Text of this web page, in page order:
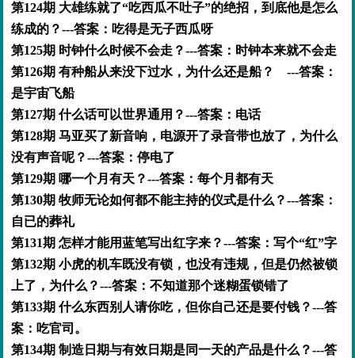
第124期 大雄练就了“吃西瓜不吐子”的绝招，到底他是怎么
练成的？---答案：吃得是无子西瓜呀
第125期 时钟什么时候不会走？---答案：时钟本来就不会走
第126期 有种船从来没下过水，为什么还是船？ ---答案：
是宇宙飞船
第127期 什么话可以世界通用？---答案：电话
第128期 马亚买了新音响，电源开了录音带也放了，为什么
没有声音呢？---答案：停电了
第129期 哪一个月有天？---答案：每个月都有天
第130期 牧师无论如何都不能主持的仪式是什么？---答案：
自已的葬礼
第131期 怎样才能用蓝笔写出红字来？---答案：写个“红”字
第132期 小虎的机车既没有锁，也没有违规，但是仍然被锁
上了，为什么？---答案：不知道那个迷糊蛋锁错了
第133期 什么东西别人请你吃，但你自己还是要付钱？---答
案：吃官司。
第134期 制造日期与有效日期是同一天的产品是什么？---答